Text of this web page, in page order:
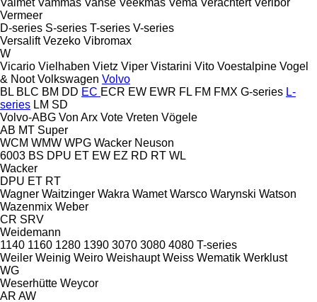
Vermeer
D-series S-series T-series V-series
Versalift Vezeko Vibromax
W
Vicario Vielhaben Vietz Viper Vistarini Vito Voestalpine Vogel
& Noot Volkswagen Volvo
BL BLC BM DD EC ECR EW EWR FL FM FMX G-series L-
series LM SD
Volvo-ABG Von Arx Vote Vreten Vögele
AB MT Super
WCM WMW WPG Wacker Neuson
6003 BS DPU ET EW EZ RD RT WL
Wacker
DPU ET RT
Wagner Waitzinger Wakra Wamet Warsco Warynski Watson
Wazenmix Weber
CR SRV
Weidemann
1140 1160 1280 1390 3070 3080 4080 T-series
Weiler Weinig Weiro Weishaupt Weiss Wematik Werklust
WG
Weserhütte Weycor
AR AW